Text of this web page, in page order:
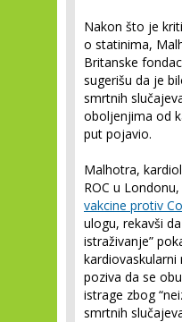
Nakon što je
o statinima,
Britanske
sugerišu da je
smrtnih
oboljenjima od
put pojavio.
Malhotra,
ROC u
vakcine protiv
ulogu, rekavši
istraživanje”
kardiovaskularni
poziva da se
istrage zbog
smrtnih